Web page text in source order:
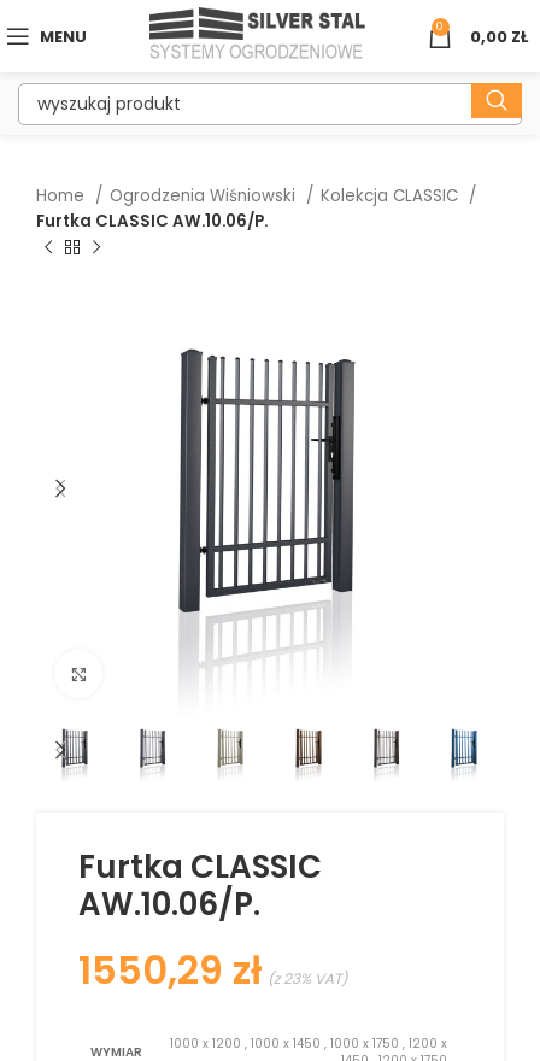
MENU 0 0,00 ZŁ
Home Ogrodzenia Wiśniowski
Kolekcja CLASSIC
Furtka CLASSIC AW.10.06/P.
Kliknij aby powiększyć
Furtka CLASSIC
AW.10.06/P.
zł
WYMIAR 1000 x 1200 , 1000 x 1450 , 1000 x 1750 , 1200 x